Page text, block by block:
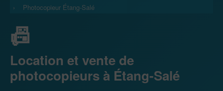
› Photocopieur Étang-Salé
📠
Location et vente de
photocopieurs à Étang-Salé